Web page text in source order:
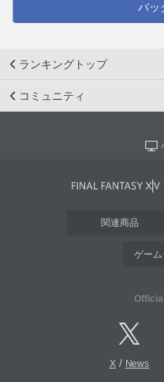
バッ
ランキングトップ
コミュニティ
関連商品
ゲー
X/ News